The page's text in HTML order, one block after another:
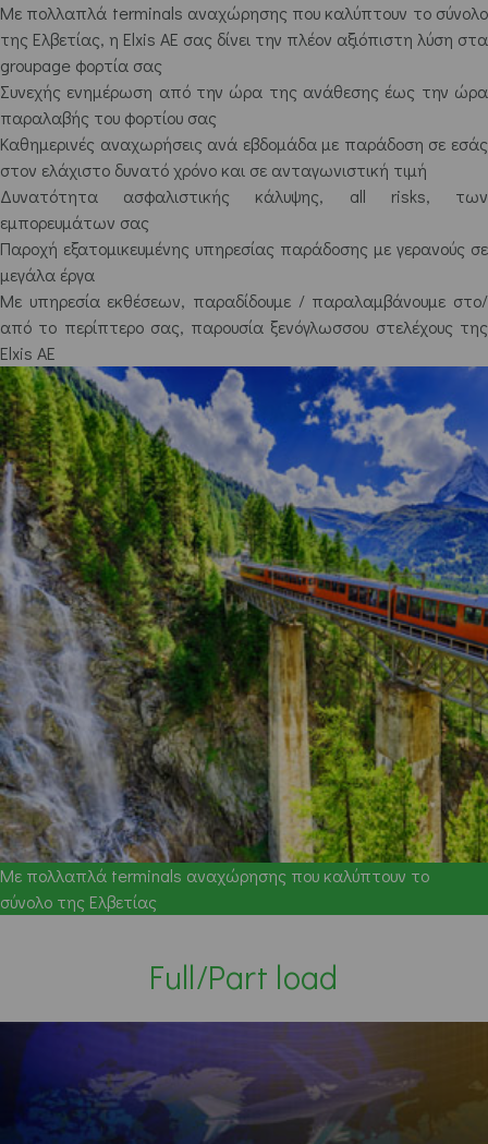
Με πολλαπλά terminals αναχώρησης που καλύπτουν το σύνολο
της Ελβετίας, η Elxis AE σας δίνει την πλέον αξιόπιστη λύση στα
groupage φορτία σας
Συνεχής ενημέρωση από την ώρα της ανάθεσης έως την ώρα
παραλαβής του φορτίου σας
Καθημερινές αναχωρήσεις ανά εβδομάδα με παράδοση σε εσάς
στον ελάχιστο δυνατό χρόνο και σε ανταγωνιστική τιμή
Δυνατότητα ασφαλιστικής κάλυψης, all risks, των
εμπορευμάτων σας
Παροχή εξατομικευμένης υπηρεσίας παράδοσης με γερανούς σε
μεγάλα έργα
Με υπηρεσία εκθέσεων, παραδίδουμε / παραλαμβάνουμε στο/
από το περίπτερο σας, παρουσία ξενόγλωσσου στελέχους της
Elxis AE
Με πολλαπλά terminals αναχώρησης που καλύπτουν το
σύνολο της Ελβετίας
Full/Part load